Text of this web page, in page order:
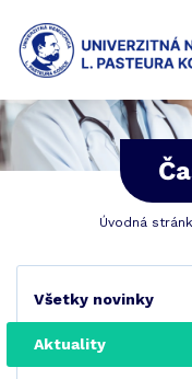
Úvodná
Všetky novinky
Aktuality